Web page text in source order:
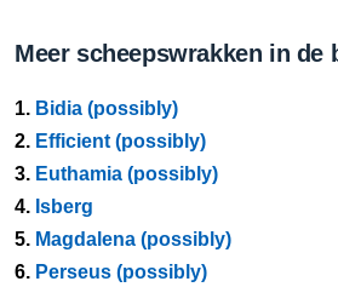
Meer scheepswrakken in de
1. Bidia (possibly)
2. Efficient (possibly)
3. Euthamia (possibly)
4. Isberg
5. Magdalena (possibly)
6. Perseus (possibly)